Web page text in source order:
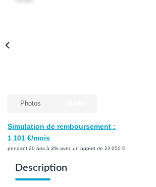
L'AGENCE
Présentation De L'agence
Simulation de remboursement :
1 101 €/mois
pendant 20 ans à 3% avec un apport de 22 050 €
Photos
Description